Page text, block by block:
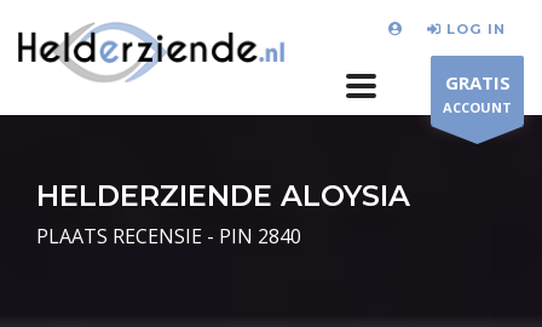
LOG IN
GRATIS
ACCOUNT
HELDERZIENDE ALOYSIA
PLAATS RECENSIE - PIN 2840